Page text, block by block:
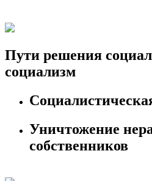
Пути решения
социализм
Уничтожение
собственников